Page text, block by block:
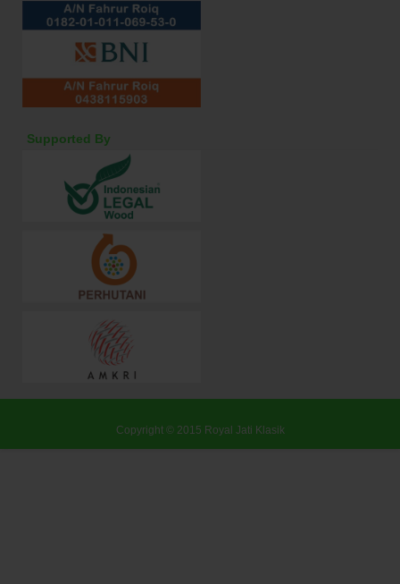
Supported By
Copyright © 2015 Royal Jati Klasik